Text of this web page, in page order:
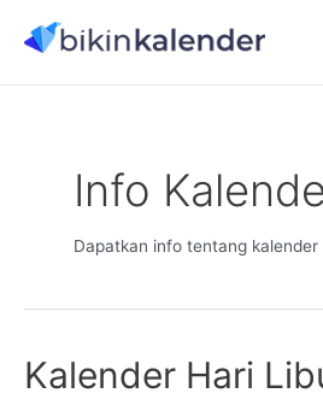
konten
Info
Dapatkan info tentang kalender
Kalender Hari